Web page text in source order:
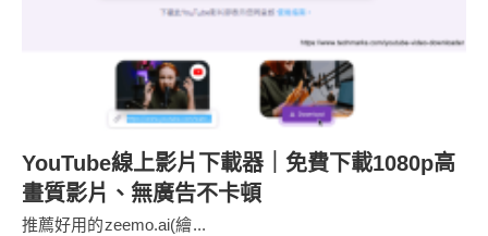
YouTube線上影片下載器｜免費下載1080p高
畫質影片、無廣告不卡頓
推薦好用的zeemo.ai(繪...